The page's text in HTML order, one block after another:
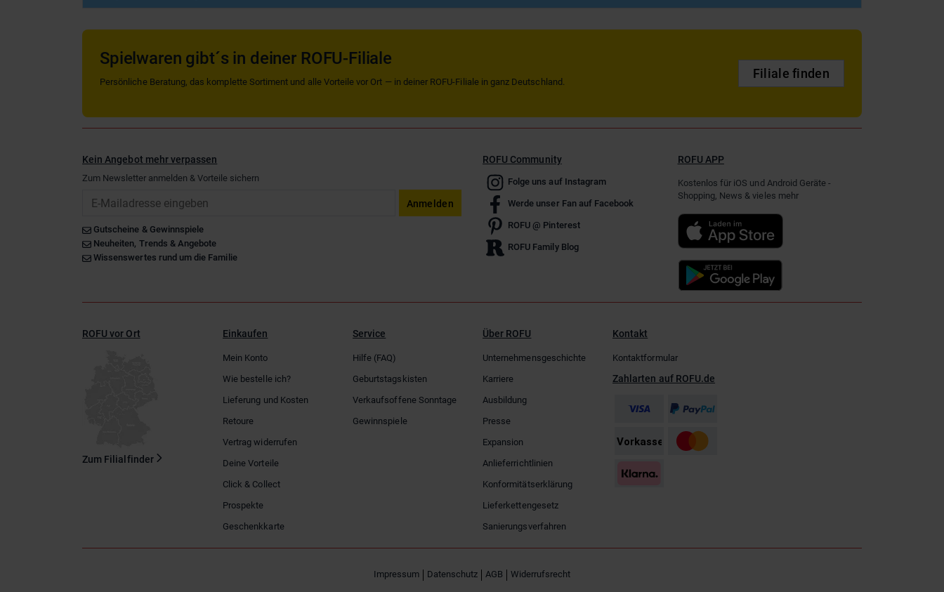
Spielwaren gibt´s in deiner ROFU-Filiale
Persönliche Beratung, das komplette Sortiment und alle Vorteile vor Ort — in deiner ROFU-Filiale in ganz Deutschland.
Filiale finden
Kein Angebot mehr verpassen
Zum Newsletter anmelden & Vorteile sichern
Anmelden
Gutscheine & Gewinnspiele
Neuheiten, Trends & Angebote
Wissenswertes rund um die Familie
ROFU Community
Folge uns auf Instagram
Werde unser Fan auf Facebook
ROFU @ Pinterest
ROFU Family Blog
ROFU APP
Kostenlos für iOS und Android Geräte -
Shopping, News & vieles mehr
ROFU vor Ort
Zum Filialfinder
Einkaufen
Mein Konto
Wie bestelle ich?
Lieferung und Kosten
Retoure
Vertrag widerrufen
Deine Vorteile
Click & Collect
Prospekte
Geschenkkarte
Service
Hilfe (FAQ)
Geburtstagskisten
Verkaufsoffene Sonntage
Gewinnspiele
Über ROFU
Unternehmensgeschichte
Karriere
Ausbildung
Presse
Expansion
Anlieferrichtlinien
Konformitätserklärung
Lieferkettengesetz
Sanierungsverfahren
Kontakt
Kontaktformular
Zahlarten auf ROFU.de
Impressum Datenschutz AGB Widerrufsrecht